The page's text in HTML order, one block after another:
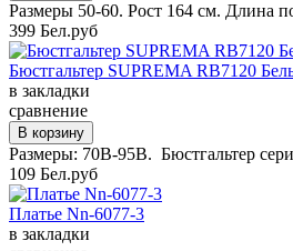
Размеры 50-60. Рост 164 см. Длина
399 Бел.руб
Бюстгальтер SUPREMA RB7120
в закладки
сравнение
Размеры: 70B-95B. Бюстгальтер
109 Бел.руб
Платье Nn-6077-3
в закладки